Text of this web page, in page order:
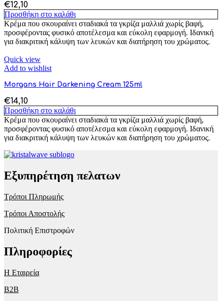
€12,10
Προσθήκη στο καλάθι
Κρέμα που σκουραίνει σταδιακά τα γκρίζα μαλλιά χωρίς βαφή,
προσφέροντας φυσικό αποτέλεσμα και εύκολη εφαρμογή. Ιδανική
για διακριτική κάλυψη των λευκών και διατήρηση του χρώματος.
Quick view
Add to wishlist
Morgans Hair Darkening Cream 125ml
€14,10
Προσθήκη στο καλάθι
Κρέμα που σκουραίνει σταδιακά τα γκρίζα μαλλιά χωρίς βαφή,
προσφέροντας φυσικό αποτέλεσμα και εύκολη εφαρμογή. Ιδανική
για διακριτική κάλυψη των λευκών και διατήρηση του χρώματος.
Εξυπηρέτηση πελατων
Τρόποι Πληρωμής
Τρόποι Αποστολής
Πολιτική Επιστροφών
Πληροφορίες
Η Εταιρεία
B2B